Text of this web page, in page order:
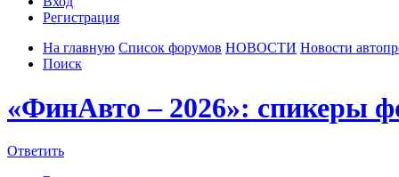
Регистрация
На главную Список форумов НОВОСТИ Новости
Поиск
«ФинАвто – 2026»: спикеры
Ответить